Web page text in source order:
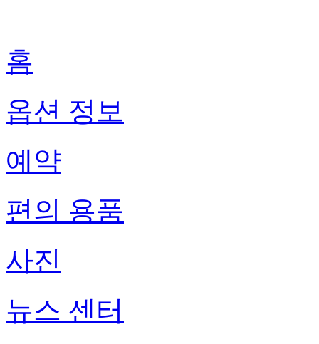
홈
옵션 정보
예약
편의 용품
사진
뉴스 센터